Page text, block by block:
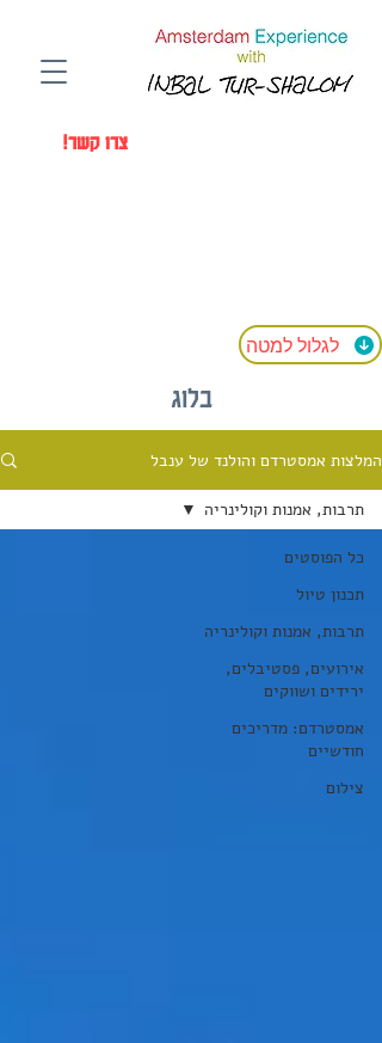
Amsterdam Experience with a Local
Photographer Inbal Tur-Shalom
!צרו קשר
לגלול למטה
בלוג
המלצות אמסטרדם והולנד של ענבל
כל הפוסטים
תכנון טיול
תרבות, אמנות וקולינריה
אירועים, פסטיבלים,
ירידים ושווקים
אמסטרדם: מדריכים
חודשיים
צילום
תרבות, אמנות וקולינריה